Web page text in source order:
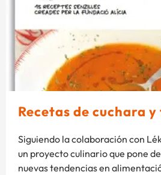
Recetas de cuchara
Siguiendo la colaboración con
un proyecto culinario que pone
nuevas tendencias en